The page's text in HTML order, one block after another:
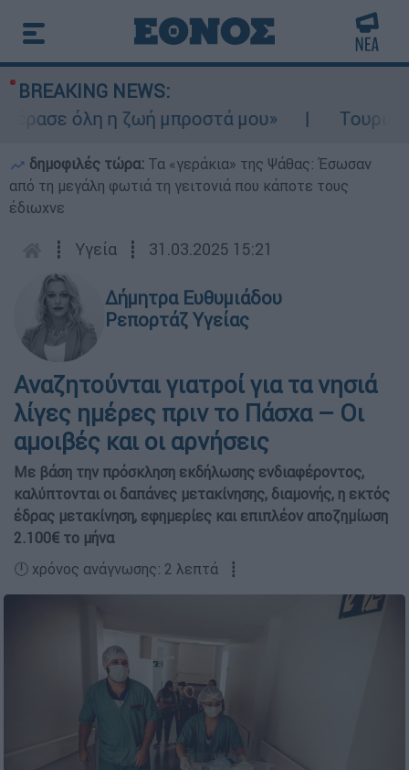
BREAKING NEWS:
όλη η ζωή μπροστά μου»
Τουρισμός
δημοφιλές τώρα: Τα «γεράκια» της Ψάθας: Έσωσαν
από τη μεγάλη φωτιά τη γειτονιά που κάποτε τους
έδιωχνε
┋ Υγεία ┋ 31.03.2025 15:21
Δήμητρα Ευθυμιάδου
Ρεπορτάζ Υγείας
Αναζητούνται γιατροί για τα νησιά
λίγες ημέρες πριν το Πάσχα – Οι
αμοιβές και οι αρνήσεις
Με βάση την πρόσκληση εκδήλωσης ενδιαφέροντος,
καλύπτονται οι δαπάνες μετακίνησης, διαμονής, η εκτός
έδρας μετακίνηση, εφημερίες και επιπλέον αποζημίωση
2.100€ το μήνα
🕛 χρόνος ανάγνωσης: 2 λεπτά ┋